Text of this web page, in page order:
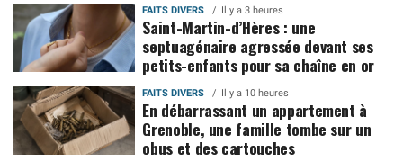
FAITS DIVERS Il y a 3 heures
Saint-Martin-d’Hères : une
septuagénaire agressée devant ses
petits-enfants pour sa chaîne en or
FAITS DIVERS Il y a 10 heures
En débarrassant un appartement à
Grenoble, une famille tombe sur un
obus et des cartouches